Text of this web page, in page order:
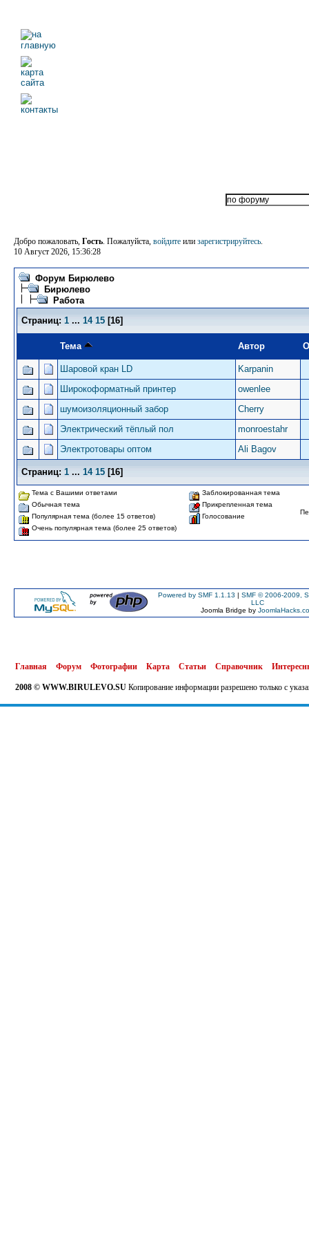
Добро пожаловать, Гость. Пожалуйста, войдите или зарегистрируйтесь.
10 Август 2026, 15:36:28
Форум Бирюлево
Бирюлево
Работа
Страниц: 1 ... 14 15 [16]
Тема Автор
Шаровой кран LD
Karpanin
Широкоформатный принтер
owenlee
шумоизоляционный забор
Сherry
Электрический тёплый пол
monroestahr
Электротовары оптом
Ali Bagov
Страниц: 1 ... 14 15 [16]
Тема с Вашими ответами
Обычная тема
Популярная тема (более 15 ответов)
Очень популярная тема (более 25 ответов)
Заблокированная тема
Прикрепленная тема
Голосование
Powered by SMF 1.1.13 | SMF © 2006-2009,
LLC
Joomla Bridge by
Главная Форум Фотографии Карта Статьи Справочник
2008 © WWW.BIRULEVO.SU Копирование информации разрешено только с